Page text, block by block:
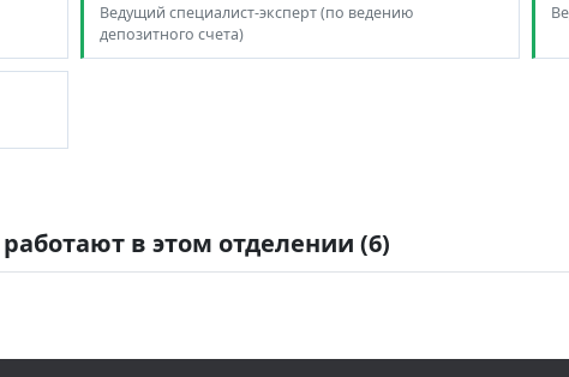
Ведущий специалист-эксперт (по ведению
депозитного счета)
в этом отделении (6)